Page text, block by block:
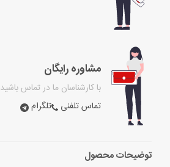
مشاوره رایگان
با کارشناسان ما در تماس باشید
تماس تلفنی
تلگرام
توضیحات محصول